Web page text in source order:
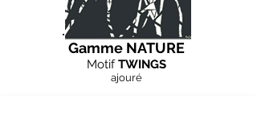
Gamme NATURE
MotifTWINGS
ajouré